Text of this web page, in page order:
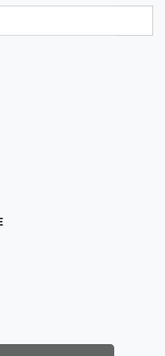
6 jogos neste